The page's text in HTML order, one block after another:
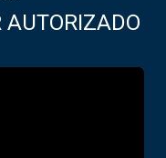
AUTORIZADO